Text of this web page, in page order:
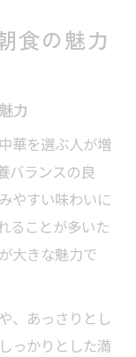
華体験
ならではの
のひととき
秘密とは
み方を解説
川の温かさ
る理由
華の魅力
中華朝食事
食の魅力
力
華を選ぶ人が増
バランスの良
やすい味わいに
ることが多いた
大きな魅力で
、あっさりとし
っかりとした満